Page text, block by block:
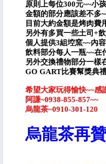
原則上每位300元~~小
金額的部分應該差不多
目前大約金額是烤肉費
另外有多買一些土司+
個人提供3組埪窯~~內
飲料部分每人一瓶~~在
另外交換禮物部分一樣
GO GART比賽幫獎典
希望大家玩得愉快~~感
阿謙~0938-855-857~~
烏龍茶~0910-301-120
烏龍茶再